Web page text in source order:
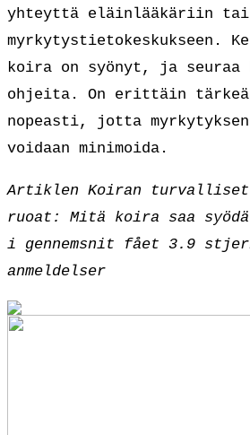
yhteyttä eläinlääkäriin tai
myrkytystietokeskukseen.
koira on syönyt, ja seuraa
ohjeita. On erittäin
nopeasti, jotta
voidaan minimoida.
Artiklen Koiran
ruoat: Mitä koira saa
i gennemsnit fået 3.9
anmeldelser